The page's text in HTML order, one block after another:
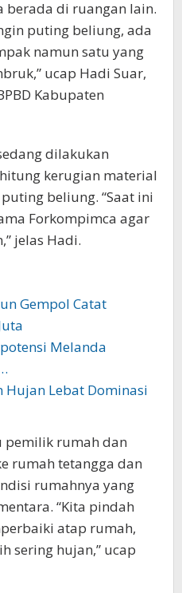
berada di ruangan lain.
puting beliung, ada
namun satu yang
ucap Hadi Suar,
Kabupaten
dilakukan
kerugian material
beliung. “Saat ini
Forkompimca agar
jelas Hadi.
Gempol Catat
Melanda
Hujan Lebat Dominasi
pemilik rumah dan
rumah tetangga dan
rumahnya yang
“Kita pindah
atap rumah,
sering hujan,” ucap